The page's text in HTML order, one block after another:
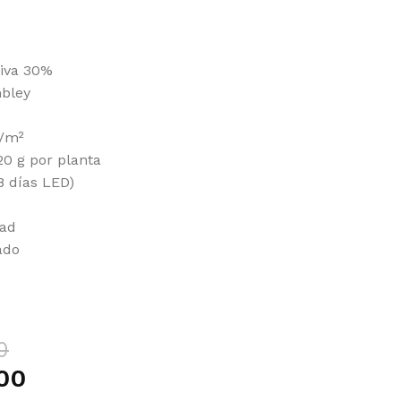
30%
g por planta
días LED)